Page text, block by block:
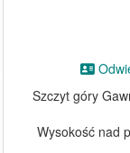
Szczyt góry
Wysokość nad